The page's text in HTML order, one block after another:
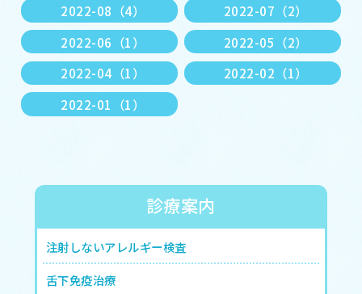
2022-08（4）
2022-07（2）
2022-06（1）
2022-05（2）
2022-04（1）
2022-02（1）
2022-01（1）
診療案内
注射しないアレルギー検査
舌下免疫治療